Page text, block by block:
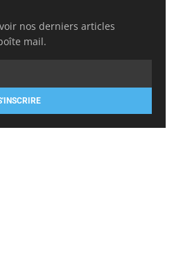
nos derniers articles
mail.